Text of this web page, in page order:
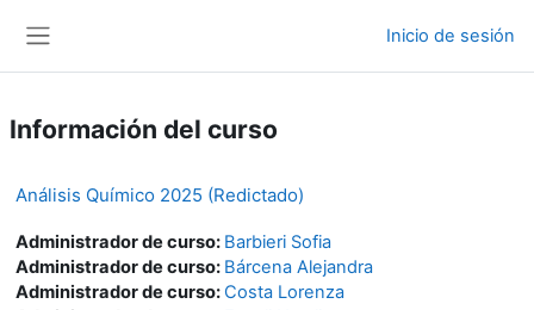
Inicio de sesión
Información del curso
Análisis Químico 2025 (Redictado)
Administrador de curso: Barbieri Sofia
Administrador de curso: Bárcena Alejandra
Administrador de curso:Costa Lorenza